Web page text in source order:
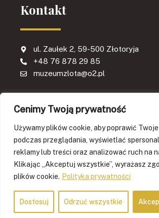
Cenimy Twoją prywatność
Używamy plików cookie, aby poprawić
podczas przeglądania, wyświetlać
reklamy lub treści oraz analizować ruch na
Klikając „Akceptuj wszystkie”, wyrażasz
plików cookie. Polityka prywatności
Dostosuj Odrzuć wszystkie
Kontakt
ul. Zaułek 2, 59-500 Złotoryja
+48 76 878 29 85
muzeumzlota@o2.pl
Strona sfinansowana w ramach projektu KPO.
KULTURY I PRZEMYSŁÓW KREATYWNYCH NA
pomost pomiędzy epokami kulturalnymi
Polityka prywatnosci